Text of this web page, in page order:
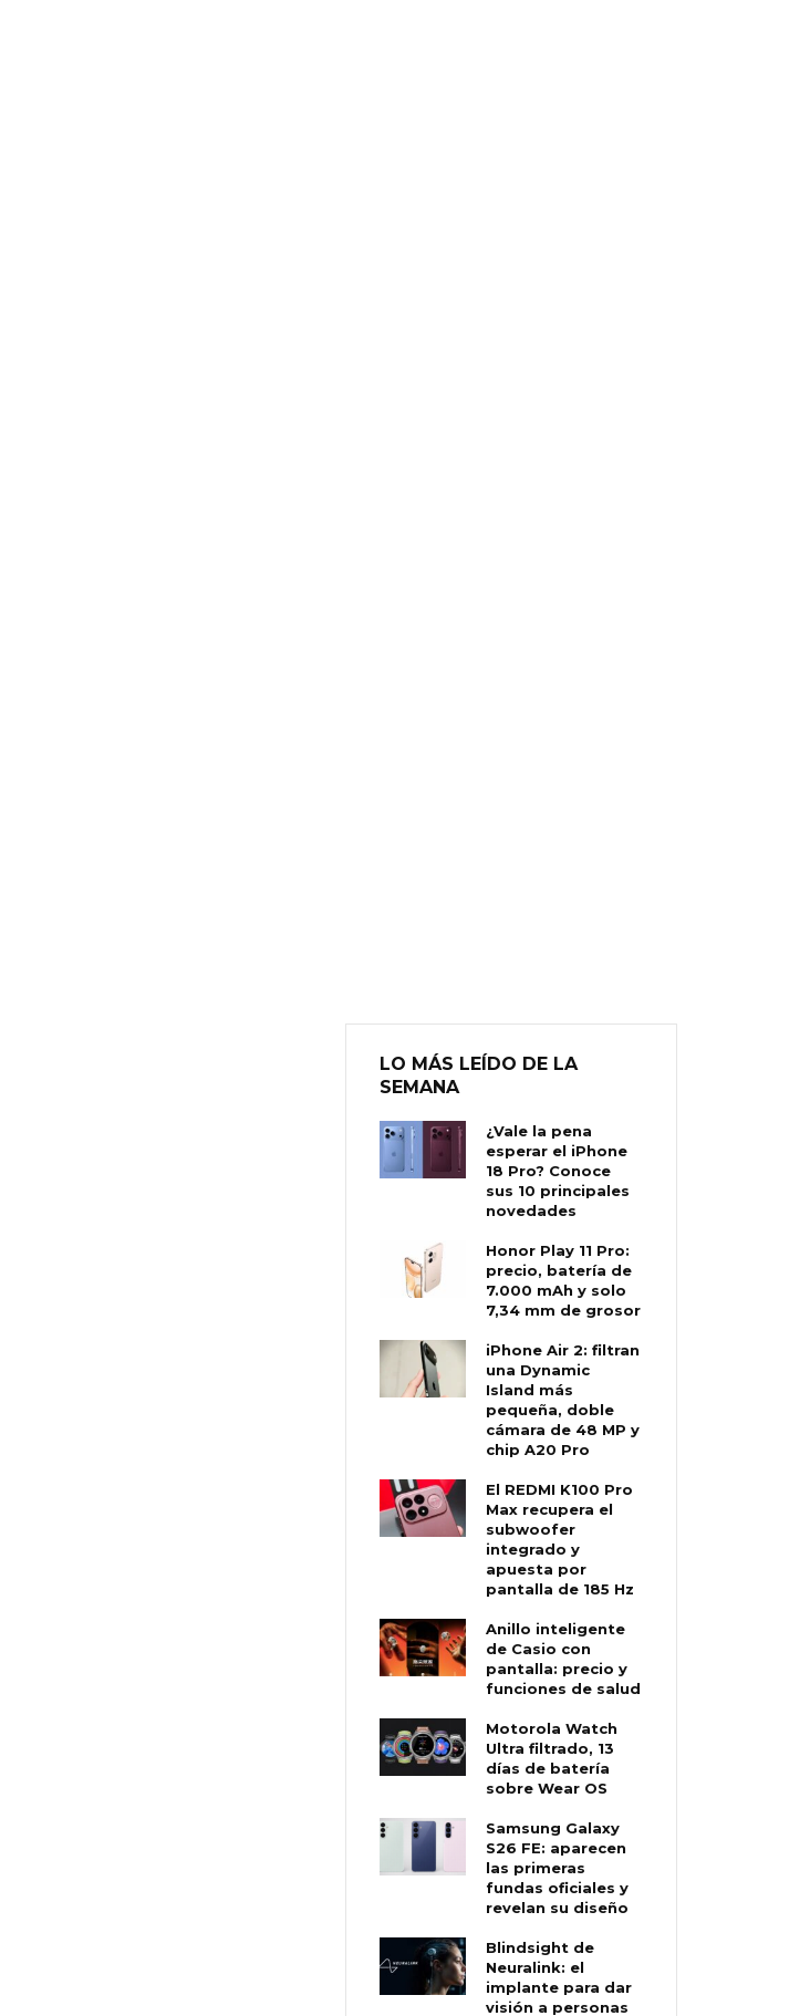
LO MÁS LEÍDO DE LA
SEMANA
¿Vale la pena
esperar el iPhone
18 Pro? Conoce
sus 10 principales
novedades
Honor Play 11 Pro:
precio, batería de
7.000 mAh y solo
7,34 mm de grosor
iPhone Air 2: filtran
una Dynamic
Island más
pequeña, doble
cámara de 48 MP y
chip A20 Pro
El REDMI K100 Pro
Max recupera el
subwoofer
integrado y
apuesta por
pantalla de 185 Hz
Anillo inteligente
de Casio con
pantalla: precio y
funciones de salud
Motorola Watch
Ultra filtrado, 13
días de batería
sobre Wear OS
Samsung Galaxy
S26 FE: aparecen
las primeras
fundas oficiales y
revelan su diseño
Blindsight de
Neuralink: el
implante para dar
visión a personas